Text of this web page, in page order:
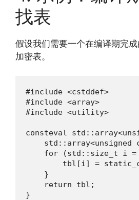
找表
假设我们需要一个在编译期完
加密表。
#include <cstddef>
#include <array>
#include <utility>
consteval
std::array<unsigned
for (std::size_t i =
tbl[i] =
    }
    return tbl;
}